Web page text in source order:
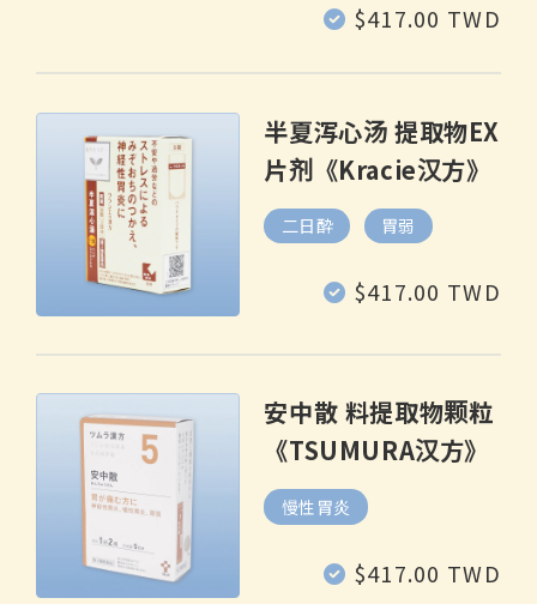
常 $417.00 TWD
半夏泻心汤 提取物EX
片剂《Kracie汉方》
二日酔 胃弱
常 $417.00 TWD
安中散 料提取物颗粒
《TSUMURA汉方》
慢性胃炎
常 $417.00 TWD